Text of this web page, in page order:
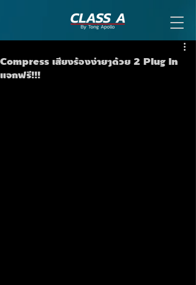
Compress เสียงร้องง่ายๆด้วย 2 Plug In
แจกฟรี!!!